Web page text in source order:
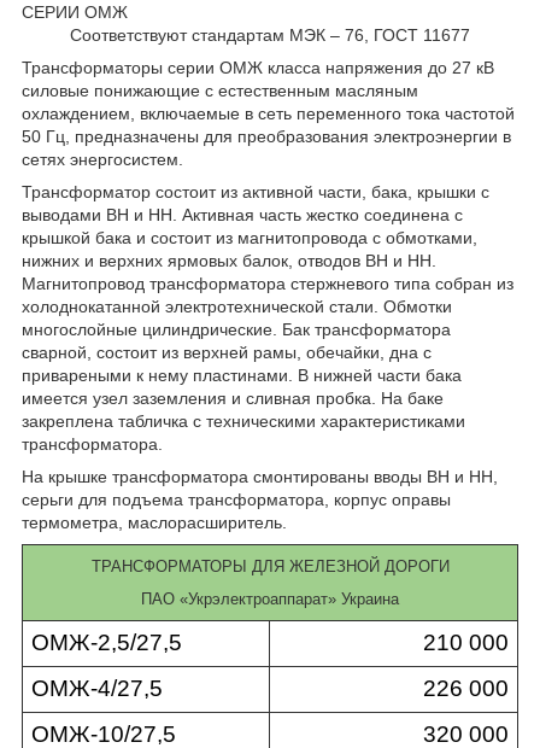
СЕРИИ ОМЖ
Соответствуют стандартам МЭК – 76, ГОСТ 11677
Трансформаторы серии ОМЖ класса напряжения до 27 кВ
силовые понижающие с естественным масляным
охлаждением, включаемые в сеть переменного тока частотой
50 Гц, предназначены для преобразования электроэнергии в
сетях энергосистем.
Трансформатор состоит из активной части, бака, крышки с
выводами ВН и НН. Активная часть жестко соединена с
крышкой бака и состоит из магнитопровода с обмотками,
нижних и верхних ярмовых балок, отводов ВН и НН.
Магнитопровод трансформатора стержневого типа собран из
холоднокатанной электротехнической стали. Обмотки
многослойные цилиндрические. Бак трансформатора
сварной, состоит из верхней рамы, обечайки, дна с
привареными к нему пластинами. В нижней части бака
имеется узел заземления и сливная пробка. На баке
закреплена табличка с техническими характеристиками
трансформатора.
На крышке трансформатора смонтированы вводы ВН и НН,
серьги для подъема трансформатора, корпус оправы
термометра, маслорасширитель.
ТРАНСФОРМАТОРЫ ДЛЯ ЖЕЛЕЗНОЙ ДОРОГИ
ПАО «Укрэлектроаппарат» Украина
ОМЖ-2,5/27,5
210 000
ОМЖ-4/27,5
226 000
ОМЖ-10/27,5
320 000